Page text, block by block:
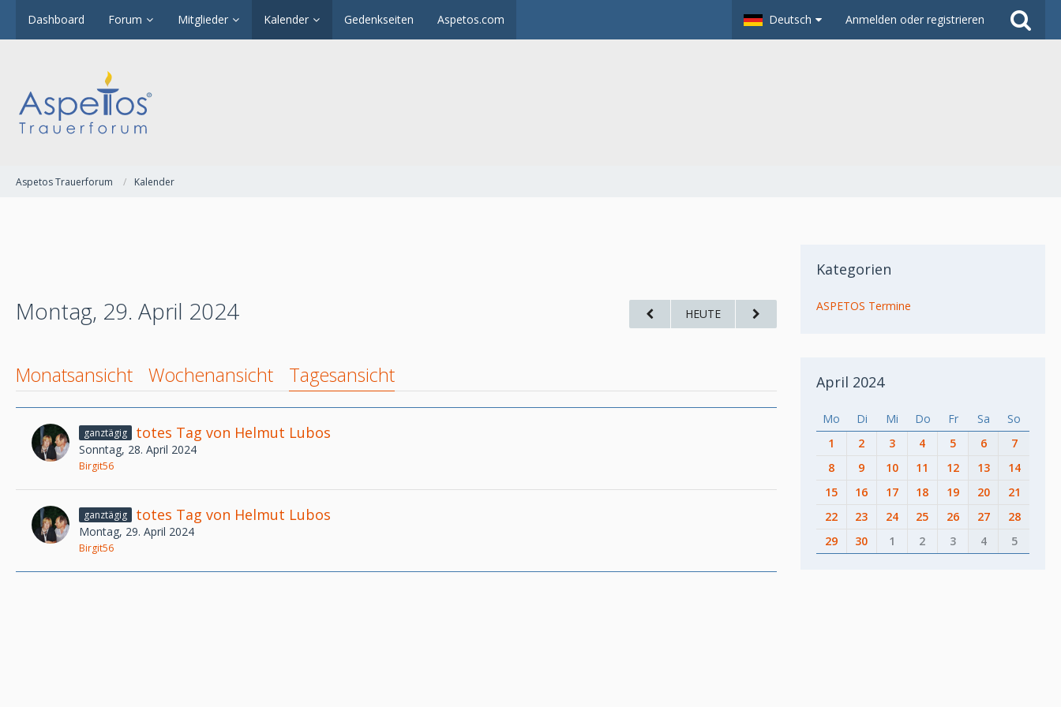
Dashboard Forum Mitglieder Kalender Gedenkseiten Aspetos.com Deutsch Anmelden oder registrieren
Aspetos Trauerforum Kalender
Montag, 29. April 2024 HEUTE
Monatsansicht Wochenansicht Tagesansicht
ganztägig totes Tag von Helmut Lubos
Sonntag, 28. April 2024
Birgit56
ganztägig totes Tag von Helmut Lubos
Montag, 29. April 2024
Birgit56
Kategorien
ASPETOS Termine
April 2024
Mo Di Mi Do Fr Sa
So
1
2 3 4 5 6
7
8
9 10 11 12 13
14
15
16 17 18 19 20
21
22
23 24 25 26 27
28
29
30 1 2 3 4 5